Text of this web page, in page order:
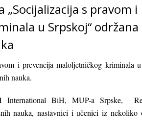
s pravom i
u Srpskoj“ održana
i prevencija maloljetničkog kriminala
nauka.
International BiH, MUP-a Srpske,
nauka, nastavnici i učenici iz nekoliko